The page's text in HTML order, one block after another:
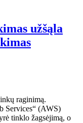
užšąla
raginimą.
Services“ (AWS)
tinklo žagsėjimą, o